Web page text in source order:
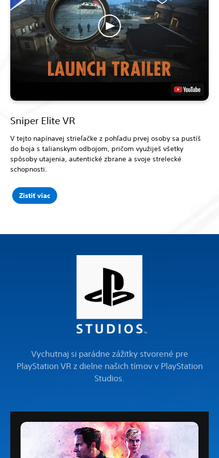
Sniper Elite VR
V tejto napínavej strieľačke z pohľadu prvej osoby sa pustíš
do boja s talianskym odbojom, pričom využiješ všetky
spôsoby utajenia, autentické zbrane a svoje strelecké
schopnosti.
Zistiť viac
Vychutnaj si parádne zážitky stvorené pre
PlayStation VR z dielne našich tímov v PlayStation
Studios.